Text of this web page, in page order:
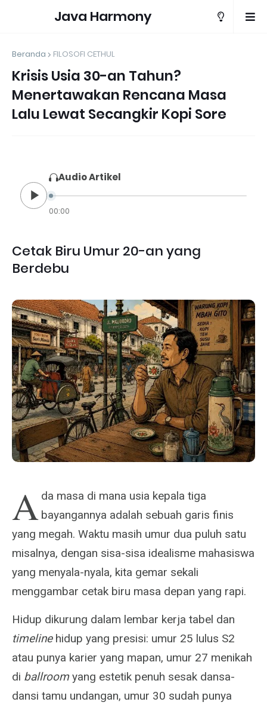
Java Harmony
Beranda FILOSOFI CETHUL
Krisis Usia 30-an Tahun?
Menertawakan Rencana Masa
Lalu Lewat Secangkir Kopi Sore
Audio Artikel
00:00
Cetak Biru Umur 20-an yang
Berdebu
A da masa di mana usia kepala tiga
bayangannya adalah sebuah garis finis
yang megah. Waktu masih umur dua puluh satu
misalnya, dengan sisa-sisa idealisme mahasiswa
yang menyala-nyala, kita gemar sekali
menggambar cetak biru masa depan yang rapi.
Hidup dikurung dalam lembar kerja tabel dan
timelinehidup yang presisi: umur 25 lulus S2
atau punya karier yang mapan, umur 27 menikah
di ballroomyang estetik penuh sesak dansa-
dansi tamu undangan, umur 30 sudah punya